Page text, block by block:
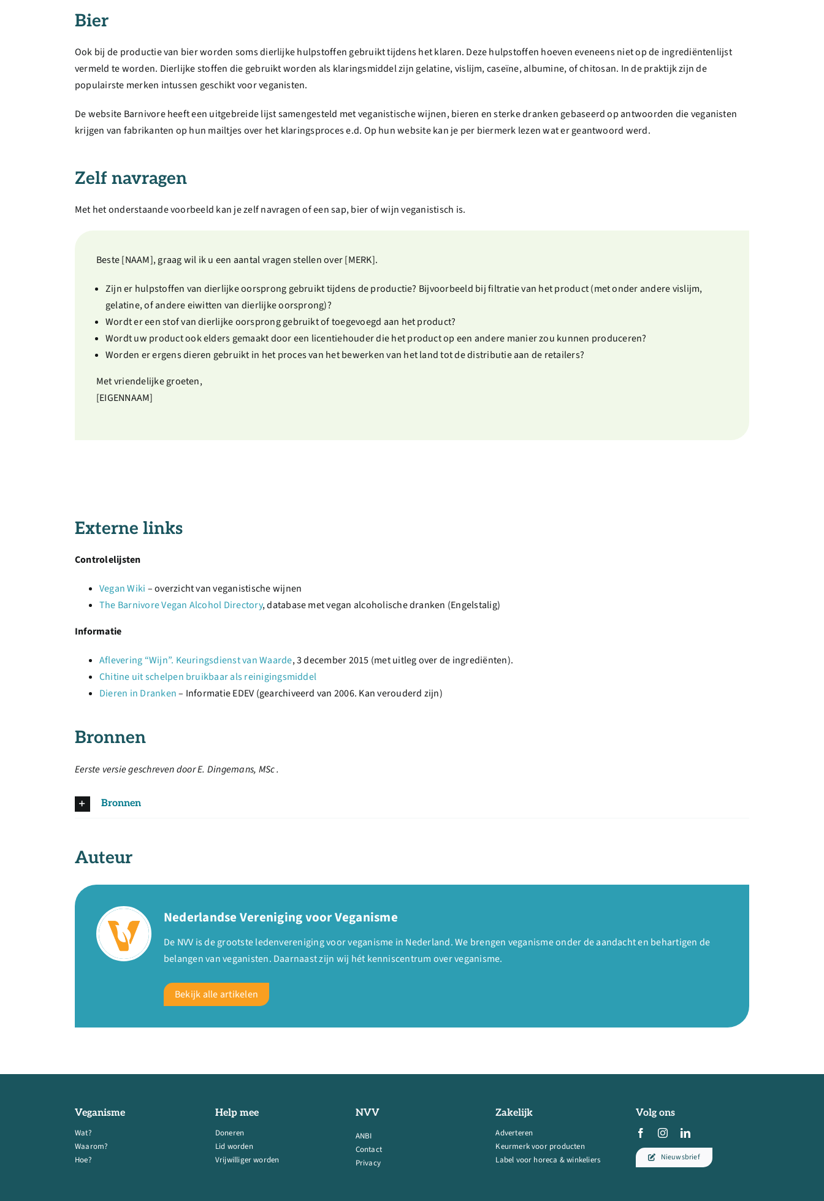
Bier
Ook bij de productie van bier worden soms dierlijke hulpstoffen gebruikt tijdens het klaren. Deze hulpstoffen hoeven eveneens niet op de ingrediëntenlijst
vermeld te worden. Dierlijke stoffen die gebruikt worden als klaringsmiddel zijn gelatine, vislijm, caseïne, albumine, of chitosan. In de praktijk zijn de
populairste merken intussen geschikt voor veganisten.
De website Barnivore heeft een uitgebreide lijst samengesteld met veganistische wijnen, bieren en sterke dranken gebaseerd op antwoorden die veganisten
krijgen van fabrikanten op hun mailtjes over het klaringsproces e.d. Op hun website kan je per biermerk lezen wat er geantwoord werd.
Zelf navragen
Met het onderstaande voorbeeld kan je zelf navragen of een sap, bier of wijn veganistisch is.
Beste [NAAM], graag wil ik u een aantal vragen stellen over [MERK].
Zijn er hulpstoffen van dierlijke oorsprong gebruikt tijdens de productie? Bijvoorbeeld bij filtratie van het product (met onder andere vislijm,
gelatine, of andere eiwitten van dierlijke oorsprong)?
Wordt er een stof van dierlijke oorsprong gebruikt of toegevoegd aan het product?
Wordt uw product ook elders gemaakt door een licentiehouder die het product op een andere manier zou kunnen produceren?
Worden er ergens dieren gebruikt in het proces van het bewerken van het land tot de distributie aan de retailers?
Met vriendelijke groeten,
[EIGENNAAM]
Externe links
Controlelijsten
Vegan Wiki – overzicht van veganistische wijnen
The Barnivore Vegan Alcohol Directory, database met vegan alcoholische dranken (Engelstalig)
Informatie
Aflevering “Wijn”. Keuringsdienst van Waarde, 3 december 2015 (met uitleg over de ingrediënten).
Chitine uit schelpen bruikbaar als reinigingsmiddel
Dieren in Dranken– Informatie EDEV (gearchiveerd van 2006. Kan verouderd zijn)
Bronnen
Eerste versie geschreven door E. Dingemans, MSc .
Bronnen
Auteur
Nederlandse Vereniging voor Veganisme
De NVV is de grootste ledenvereniging voor veganisme in Nederland. We brengen veganisme onder de aandacht en behartigen de
belangen van veganisten. Daarnaast zijn wij hét kenniscentrum over veganisme.
Bekijk alle artikelen
Veganisme
Wat?
Waarom?
Hoe?
Help mee
Doneren
Lid worden
Vrijwilliger worden
NVV
ANBI
Contact
Privacy
Zakelijk
Adverteren
Keurmerk voor producten
Label voor horeca & winkeliers
Volg ons
Nieuwsbrief